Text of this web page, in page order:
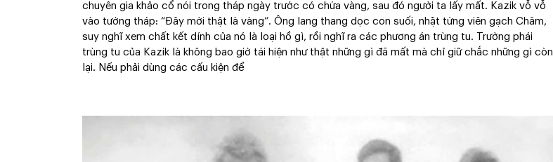
chuyên gia khảo cổ nói trong tháp ngày trước có chứa vàng, sau đó người ta lấy mất. Kazik vỗ vỗ
vào tường tháp: “Đây mới thật là vàng”. Ông lang thang dọc con suối, nhặt từng viên gạch Chăm,
suy nghĩ xem chất kết dính của nó là loại hồ gì, rồi nghĩ ra các phương án trùng tu. Trường phái
trùng tu của Kazik là không bao giờ tái hiện như thật những gì đã mất mà chỉ giữ chắc những gì còn
lại. Nếu phải dùng các cấu kiện để